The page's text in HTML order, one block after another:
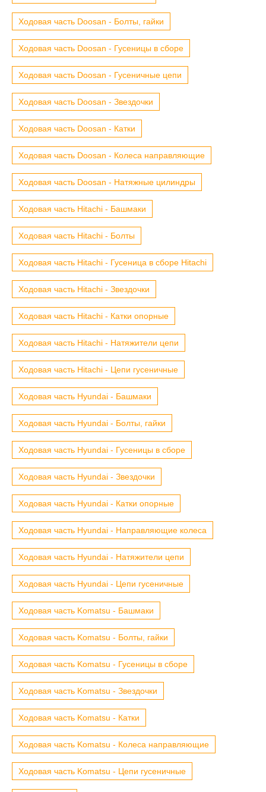
Ходовая часть Doosan - Болты, гайки
Ходовая часть Doosan - Гусеницы в сборе
Ходовая часть Doosan - Гусеничные цепи
Ходовая часть Doosan - Звездочки
Ходовая часть Doosan - Катки
Ходовая часть Doosan - Колеса направляющие
Ходовая часть Doosan - Натяжные цилиндры
Ходовая часть Hitachi - Башмаки
Ходовая часть Hitachi - Болты
Ходовая часть Hitachi - Гусеница в сборе Hitachi
Ходовая часть Hitachi - Звездочки
Ходовая часть Hitachi - Катки опорные
Ходовая часть Hitachi - Натяжители цепи
Ходовая часть Hitachi - Цепи гусеничные
Ходовая часть Hyundai - Башмаки
Ходовая часть Hyundai - Болты, гайки
Ходовая часть Hyundai - Гусеницы в сборе
Ходовая часть Hyundai - Звездочки
Ходовая часть Hyundai - Катки опорные
Ходовая часть Hyundai - Направляющие колеса
Ходовая часть Hyundai - Натяжители цепи
Ходовая часть Hyundai - Цепи гусеничные
Ходовая часть Komatsu - Башмаки
Ходовая часть Komatsu - Болты, гайки
Ходовая часть Komatsu - Гусеницы в сборе
Ходовая часть Komatsu - Звездочки
Ходовая часть Komatsu - Катки
Ходовая часть Komatsu - Колеса направляющие
Ходовая часть Komatsu - Цепи гусеничные